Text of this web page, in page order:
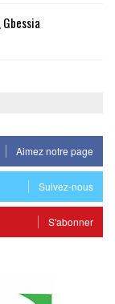
Aimez notre page
Suivez-nous
S'abonner